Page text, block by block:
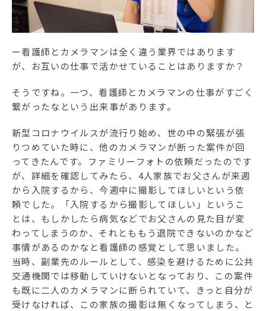
ー看護師とカメラマンは全く違う業界ではあります
が、お互いの仕事で活かせていることはありますか？
そうですね。一つ、看護師とカメラマンの仕事がすごく
繋がったなという出来事があります。
新型コロナウイルスが流行り始め、世の中の緊張が張
りつめていた時に、他のカメラマンが断った案件が回
ってきたんです。ファミリーフォトの依頼だったのです
が、詳細を確認してみたら、4人家族でお父さんが来週
から入院するから、今週中に撮影してほしいという依
頼でした。「入院するから撮影してほしい」というこ
とは、もしかしたら病気などでお父さんの見た目が変
わってしまうのか、それとももう退院できないのかなど
事情があるのかなと看護師の感覚として思いました。
当時、副業先のルールとして、感染を避けるために公共
交通機関では移動していけないとなっており、この案件
も既に二人のカメラマンに断られていて、きっと自分が
受けなければ、この家族の撮影は無くなってしまう、と